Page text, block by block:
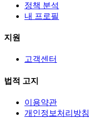
정책 분석
내 프로필
지원
고객센터
법적 고지
이용약관
개인정보처리방침